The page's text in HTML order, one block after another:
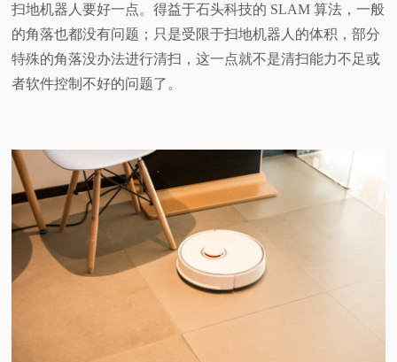
扫地机器人要好一点。得益于石头科技的 SLAM 算法，一般
的角落也都没有问题；只是受限于扫地机器人的体积，部分
特殊的角落没办法进行清扫，这一点就不是清扫能力不足或
者软件控制不好的问题了。